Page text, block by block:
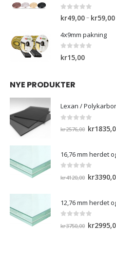
kr3150,00.
0 out of 5
kr49,00– kr59,00
4x9mm pakning
0kr15,00
NYE PRODUKTER
Lexan /
out of 5
kr2576,00
kr2576,00.
kr
out of 5
kr4120,00
kr4120,00.
kr
out of 5
kr3750,00 kr